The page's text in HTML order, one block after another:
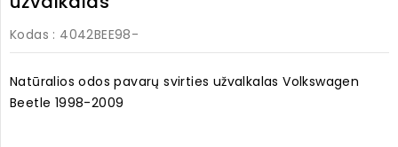
Kodas : 4042BEE98-
Natūralios odos pavarų svirties užvalkalas Volkswagen
Beetle 1998-2009